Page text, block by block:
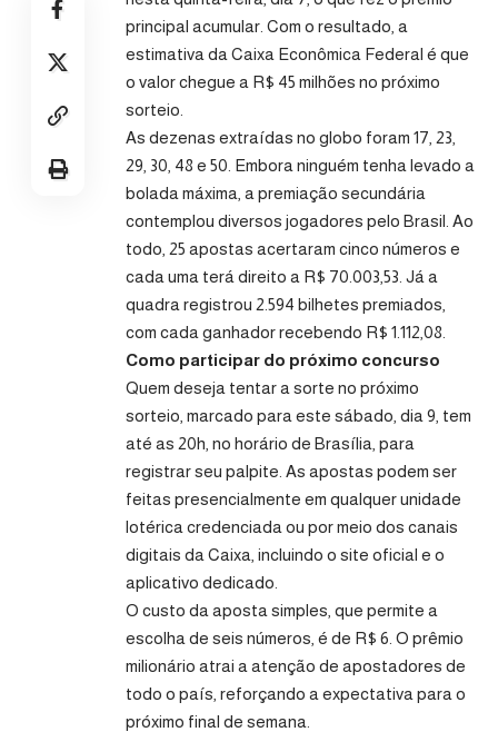
principal acumular. Com o resultado, a
estimativa da Caixa Econômica Federal é que
o valor chegue a R$ 45 milhões no próximo
sorteio.
As dezenas extraídas no globo foram 17, 23,
29, 30, 48 e 50. Embora ninguém tenha levado a
bolada máxima, a premiação secundária
contemplou diversos jogadores pelo Brasil. Ao
todo, 25 apostas acertaram cinco números e
cada uma terá direito a R$ 70.003,53. Já a
quadra registrou 2.594 bilhetes premiados,
com cada ganhador recebendo R$ 1.112,08.
Como participar do próximo concurso
Quem deseja tentar a sorte no próximo
sorteio, marcado para este sábado, dia 9, tem
até as 20h, no horário de Brasília, para
registrar seu palpite. As apostas podem ser
feitas presencialmente em qualquer unidade
lotérica credenciada ou por meio dos canais
digitais da Caixa, incluindo o site oficial e o
aplicativo dedicado.
O custo da aposta simples, que permite a
escolha de seis números, é de R$ 6. O prêmio
milionário atrai a atenção de apostadores de
todo o país, reforçando a expectativa para o
próximo final de semana.